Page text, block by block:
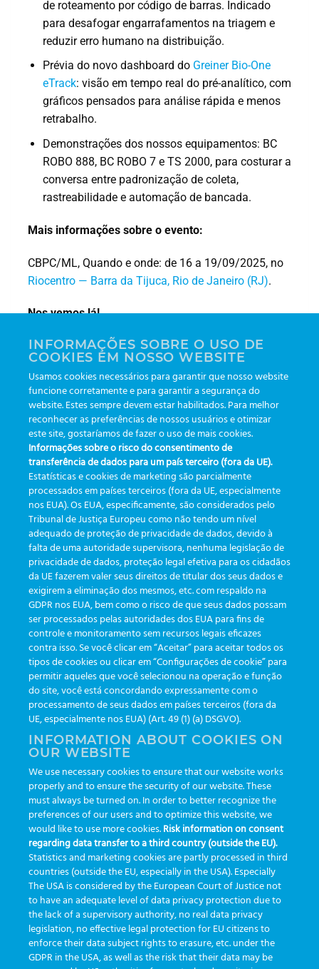
de roteamento por código de barras. Indicado
para desafogar engarrafamentos na triagem e
reduzir erro humano na distribuição.
Prévia do novo dashboard do Greiner Bio-One
eTrack: visão em tempo real do pré-analítico, com
gráficos pensados para análise rápida e menos
retrabalho.
Demonstrações dos nossos equipamentos: BC
ROBO 888, BC ROBO 7 e TS 2000, para costurar a
conversa entre padronização de coleta,
rastreabilidade e automação de bancada.
Mais informações sobre o evento:
CBPC/ML, Quando e onde: de 16 a 19/09/2025, no
Riocentro — Barra da Tijuca, Rio de Janeiro (RJ).
Nos vemos lá!
Leonardo Lippel Rodrigues
Gerente de Inovação e Tecnologia
Do registro ao resultado: A
jornada da amostra – parte 4
– Monitoramento
Teaser do novo dashboard
CATEGORIAS
Atualizações(19)
Eventos(19)
Funcionalidades(35)
Informativos(111)
TAGS
auditoria automação
congresso customização dashboard DICQ eficiência
enterprise etrack flebotomista governança clínica
GreinerBioOne greinerbioonebr HL7 IA informação
inovação ISO15189 laboratório novas tecnologias PALC
preanalitica processo de coleta produtividade
Pré-analítica qualidade rastreabilidade RDC
rotina laboratorial saúde tecnologia tomada de decisão
Transformação Transformação Digital tubos usabilidade
VACUETTE®
INFORMAÇÕES SOBRE O USO DE
COOKIES EM NOSSO WEBSITE
Usamos cookies necessários para garantir que nosso website
funcione corretamente e para garantir a segurança do
website. Estes sempre devem estar habilitados. Para melhor
reconhecer as preferências de nossos usuários e otimizar
este site, gostaríamos de fazer o uso de mais cookies.
Informações sobre o risco do consentimento de
transferência de dados para um país terceiro (fora da UE).
Estatísticas e cookies de marketing são parcialmente
processados em países terceiros (fora da UE, especialmente
nos EUA). Os EUA, especificamente, são considerados pelo
Tribunal de Justiça Europeu como não tendo um nível
adequado de proteção de privacidade de dados, devido à
falta de uma autoridade supervisora, nenhuma legislação de
privacidade de dados, proteção legal efetiva para os cidadãos
da UE fazerem valer seus direitos de titular dos seus dados e
exigirem a eliminação dos mesmos, etc. com respaldo na
GDPR nos EUA, bem como o risco de que seus dados possam
ser processados pelas autoridades dos EUA para fins de
controle e monitoramento sem recursos legais eficazes
contra isso. Se você clicar em “Aceitar” para aceitar todos os
tipos de cookies ou clicar em “Configurações de cookie” para
permitir aqueles que você selecionou na operação e função
do site, você está concordando expressamente com o
processamento de seus dados em países terceiros (fora da
UE, especialmente nos EUA) (Art. 49 (1) (a) DSGVO).
INFORMATION ABOUT COOKIES ON
OUR WEBSITE
We use necessary cookies to ensure that our website works
properly and to ensure the security of our website. These
must always be turned on. In order to better recognize the
preferences of our users and to optimize this website, we
would like to use more cookies.Risk information on consent
regarding data transfer to a third country (outside the EU).
Statistics and marketing cookies are partly processed in third
countries (outside the EU, especially in the USA). Especially
The USA is considered by the European Court of Justice not
to have an adequate level of data privacy protection due to
the lack of a supervisory authority, no real data privacy
legislation, no effective legal protection for EU citizens to
enforce their data subject rights to erasure, etc. under the
GDPR in the USA, as well as the risk that their data may be